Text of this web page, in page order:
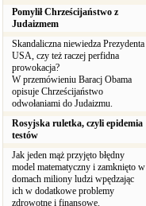
Pomylił Chrześcijaństwo z
Judaizmem
Skandaliczna niewiedza Prezydenta
USA, czy też raczej perfidna
prowokacja?
W przemówieniu Baracj Obama
opisuje Chrześcijaństwo
odwołaniami do Judaizmu.
Rosyjska ruletka, czyli epidemia
testów
Jak jeden mąż przyjęto błędny
model matematyczny i zamknięto w
domach miliony ludzi wpędzając
ich w dodatkowe problemy
zdrowotne i finansowe.